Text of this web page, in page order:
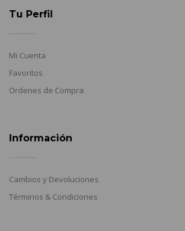
Tu Perfil
Mi Cuenta
Favoritos
Ordenes de Compra
Información
Cambios y Devoluciones
Términos & Condiciones